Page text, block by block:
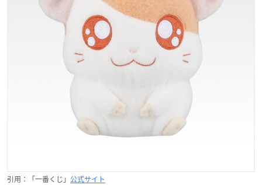
引用：「一番くじ」 公式サイト